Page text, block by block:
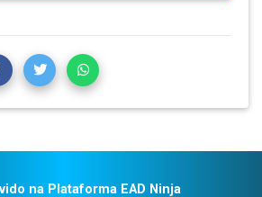
na Plataforma EAD Ninja